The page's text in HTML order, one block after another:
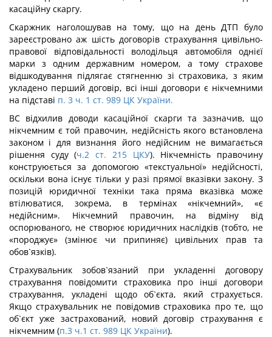
касаційну скаргу.
Скаржник наголошував на тому, що на день ДТП було
зареєстровано аж шість договорів страхування цивільно-
правової відповідальності володільця автомобіля однієї
марки з одним державним номером, а тому страхове
відшкодування підлягає стягненню зі страховика, з яким
укладено перший договір, всі інші договори є нікчемними
на підставі п. 3 ч. 1 ст. 989 ЦК України.
ВС відхилив доводи касаційної скарги та зазначив, що
нікчемним є той правочин, недійсність якого встановлена
законом і для визнання його недійсним не вимагається
рішення суду (ч.2 ст. 215 ЦКУ). Нікчемність правочину
конструюється за допомогою «текстуальної» недійсності,
оскільки вона існує тільки у разі прямої вказівки закону. З
позицій юридичної техніки така пряма вказівка може
втілюватися, зокрема, в термінах «нікчемний», «є
недійсним». Нікчемний правочин, на відміну від
оспорюваного, не створює юридичних наслідків (тобто, не
«породжує» (змінює чи припиняє) цивільних прав та
обов`язків).
Страхувальник зобов`язаний при укладенні договору
страхування повідомити страховика про інші договори
страхування, укладені щодо об`єкта, який страхується.
Якщо страхувальник не повідомив страховика про те, що
об`єкт уже застрахований, новий договір страхування є
нікчемним (п.3 ч.1 ст. 989 ЦК України).